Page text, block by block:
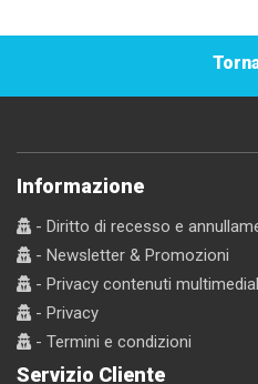
Informazione
- Diritto di recesso e
- Newsletter & Promozioni
- Privacy contenuti
- Privacy
- Termini e condizioni
Servizio Cliente